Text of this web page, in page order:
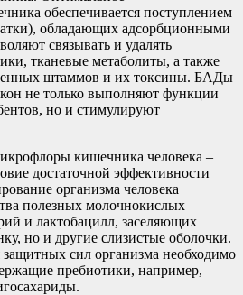
обеспечивается поступлением
обладающих адсорбционными
связывать и удалять
тканевые метаболиты, а также
штаммов и их токсины. БАДы
не только выполняют функции
но и стимулируют
кишечника человека –
достаточной эффективности
организма человека
полезных молочнокислых
и лактобацилл, заселяющих
но и другие слизистые оболочки.
сил организма необходимо
пребиотики, например,